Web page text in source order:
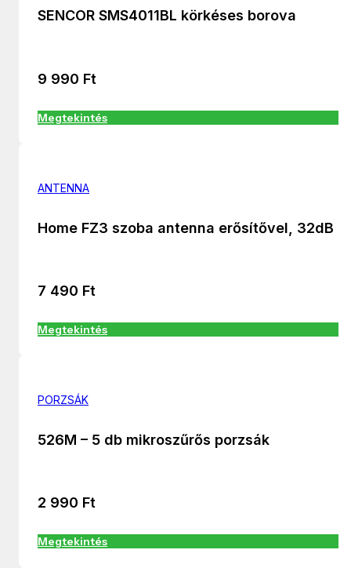
SENCOR SMS4011BL körkéses borova
9 990 Ft
Megtekintés
ANTENNA
Home FZ3 szoba antenna erősítővel, 32dB
7 490 Ft
Megtekintés
PORZSÁK
526M – 5 db mikroszűrős porzsák
2 990 Ft
Megtekintés